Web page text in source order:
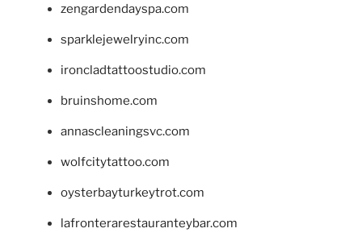
zengardendayspa.com
sparklejewelryinc.com
ironcladtattoostudio.com
bruinshome.com
annascleaningsvc.com
wolfcitytattoo.com
oysterbayturkeytrot.com
lafronterarestauranteybar.com